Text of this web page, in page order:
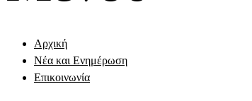
Αρχική
Νέα και Ενημέρωση
Επικοινωνία